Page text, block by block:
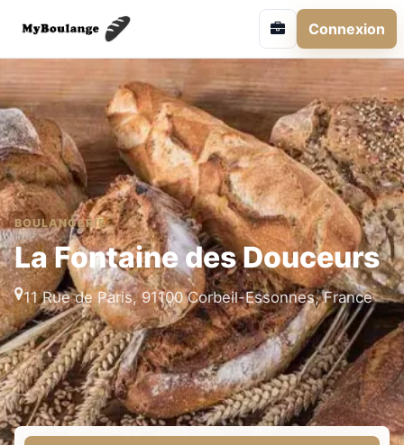
Connexion
BOULANGERIE
La Fontaine des Douceurs
11 Rue de Paris, 91100 Corbeil-Essonnes, France